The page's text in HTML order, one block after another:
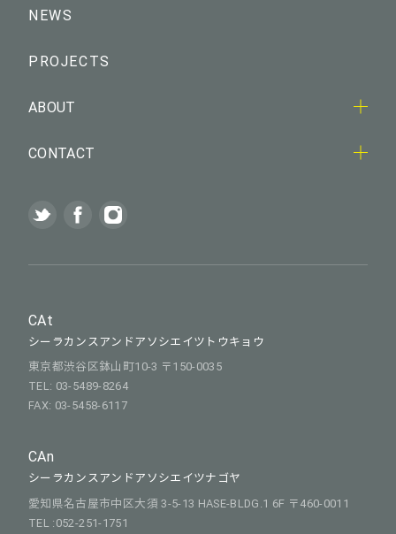
NEWS
PROJECTS
ABOUT
CONTACT
CAt
シーラカンスアンドアソシエイツトウキョウ
東京都渋谷区鉢山町10-3 〒150-0035
TEL: 03-5489-8264
FAX: 03-5458-6117
CAn
シーラカンスアンドアソシエイツナゴヤ
愛知県名古屋市中区大須 3-5-13 HASE-BLDG.1 6F 〒460-0011
TEL :052-251-1751